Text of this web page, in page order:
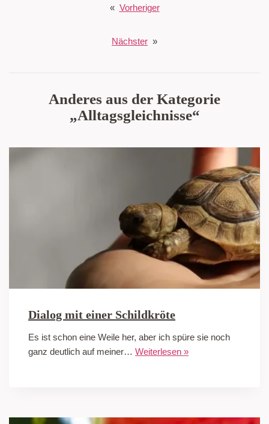
« Vorheriger
Nächster »
Anderes aus der Kategorie
„Alltagsgleichnisse“
Dialog mit einer Schildkröte
Es ist schon eine Weile her, aber ich spüre sie noch
ganz deutlich auf meiner… Weiterlesen »